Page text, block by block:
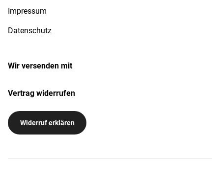
Impressum
Datenschutz
Wir versenden mit
Vertrag widerrufen
Widerruf erklären